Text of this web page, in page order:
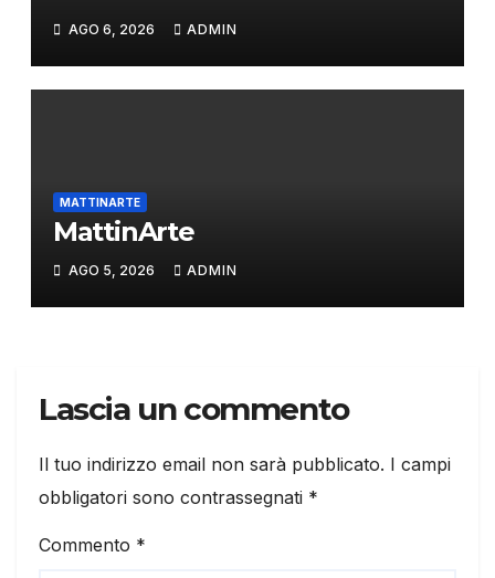
AGO 6, 2026 ADMIN
MATTINARTE
MattinArte
AGO 5, 2026 ADMIN
Lascia un commento
Il tuo indirizzo email non sarà pubblicato. I campi
obbligatori sono contrassegnati *
Commento *